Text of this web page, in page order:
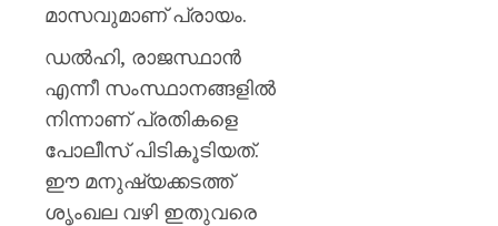
മാസവുമാണ് പ്രായം.
ഡൽഹി, രാജസ്ഥാൻ
എന്നീ സംസ്ഥാനങ്ങളിൽ
നിന്നാണ് പ്രതികളെ
പോലീസ് പിടികൂടിയത്.
ഈ മനുഷ്യക്കടത്ത്
ശൃംഖല വഴി ഇതുവരെ